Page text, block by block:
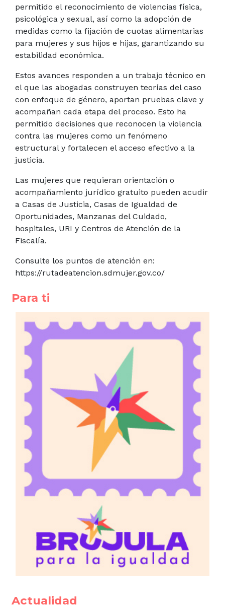
permitido el reconocimiento de violencias física,
psicológica y sexual, así como la adopción de
medidas como la fijación de cuotas alimentarias
para mujeres y sus hijos e hijas, garantizando su
estabilidad económica.
Estos avances responden a un trabajo técnico en
el que las abogadas construyen teorías del caso
con enfoque de género, aportan pruebas clave y
acompañan cada etapa del proceso. Esto ha
permitido decisiones que reconocen la violencia
contra las mujeres como un fenómeno
estructural y fortalecen el acceso efectivo a la
justicia.
Las mujeres que requieran orientación o
acompañamiento jurídico gratuito pueden acudir
a Casas de Justicia, Casas de Igualdad de
Oportunidades, Manzanas del Cuidado,
hospitales, URI y Centros de Atención de la
Fiscalía.
Consulte los puntos de atención en:
https://rutadeatencion.sdmujer.gov.co/
Para ti
Actualidad